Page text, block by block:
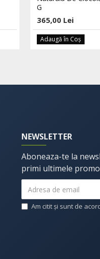
646,00 Lei
G
365,00 Lei
Adaugă în Coş
NEWSLETTER
Aboneaza-te la
primi ultimele
Am citit şi sunt de